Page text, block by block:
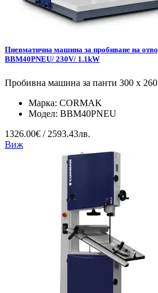
Пневматична машина за пробиване на
BBM40PNEU/ 230V/ 1.1kW
Пробивна машина за панти 300 x
Марка: CORMAK
Модел: BBM40PNEU
1326.00€ / 2593.43лв.
Виж